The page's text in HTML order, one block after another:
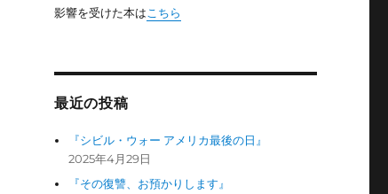
影響を受けた本はこちら
最近の投稿
『シビル・ウォー アメリカ最後の日』
2025年4月29日
『その復讐、お預かりします』